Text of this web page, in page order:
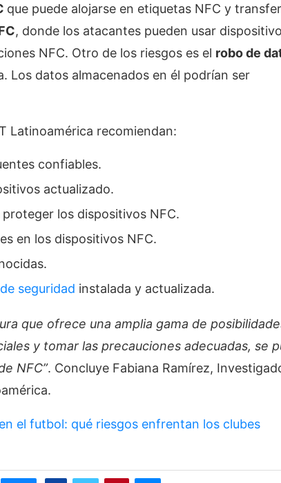
que puede alojarse en etiquetas NFC y
, donde los atacantes pueden usar
NFC. Otro de los riesgos es el robo de
Los datos almacenados en él podrían ser
Latinoamérica recomiendan:
confiables.
actualizado.
los dispositivos NFC.
en los dispositivos NFC.
seguridad instalada y actualizada.
que ofrece una amplia gama de
y tomar las precauciones adecuadas, se
NFC”. Concluye Fabiana Ramírez,
el futbol: qué riesgos enfrentan los clubes